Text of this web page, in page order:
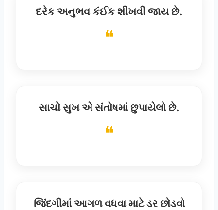
દરેક અનુભવ કંઈક શીખવી જાય છે.
સાચો સુખ એ સંતોષમાં છુપાયેલો છે.
જિંદગીમાં આગળ વધવા માટે ડર છોડવો